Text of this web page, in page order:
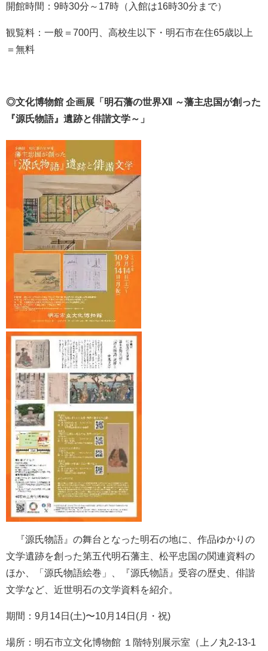
開館時間：9時30分～17時（入館は16時30分まで）
観覧料：一般＝700円、高校生以下・明石市在住65歳以上
＝無料
◎文化博物館 企画展「明石藩の世界Ⅻ ～藩主忠国が創った
『源氏物語』遺跡と俳諧文学～」
『源氏物語』の舞台となった明石の地に、作品ゆかりの
文学遺跡を創った第五代明石藩主、松平忠国の関連資料の
ほか、「源氏物語絵巻」、『源氏物語』受容の歴史、俳諧
文学など、近世明石の文学資料を紹介。
期間：9月14日(土)〜10月14日(月・祝)
場所：明石市立文化博物館 １階特別展示室（上ノ丸2-13-1